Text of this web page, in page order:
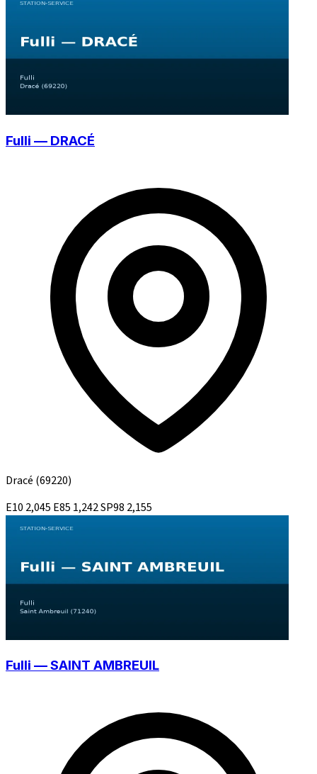
Fulli — DRACÉ
Dracé (69220)
E10 2,045 E85 1,242SP98 2,155
Fulli — SAINT AMBREUIL